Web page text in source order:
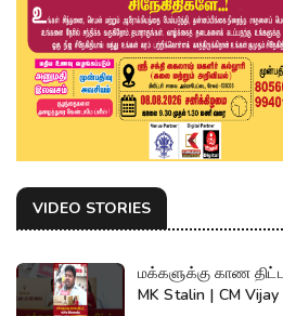
VIDEO STORIES
மக்களுக்கு காண திட்டம்
MK Stalin | CM